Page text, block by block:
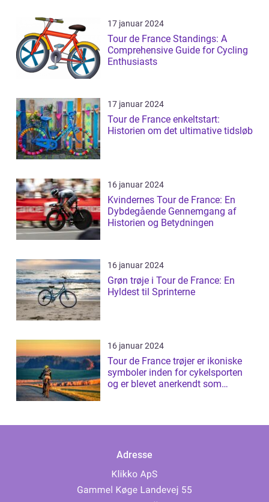
17 januar 2024
Tour de France Standings: A
Comprehensive Guide for Cycling
Enthusiasts
17 januar 2024
Tour de France enkeltstart:
Historien om det ultimative tidsløb
16 januar 2024
Kvindernes Tour de France: En
Dybdegående Gennemgang af
Historien og Betydningen
16 januar 2024
Grøn trøje i Tour de France: En
Hyldest til Sprinterne
16 januar 2024
Tour de France trøjer er ikoniske
symboler inden for cykelsporten
og er blevet anerkendt som
Adresse